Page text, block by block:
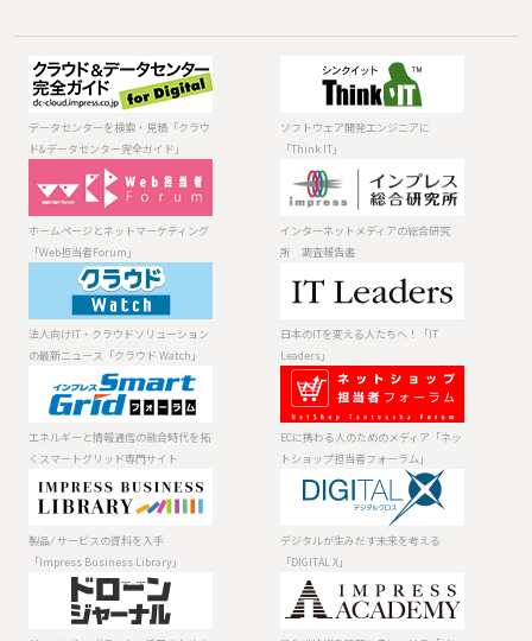
データセンター
を検索・見積
「クラウド&デー
タセンター完全
ソフトウェア開
発エンジニアに
「Think IT」
ホームページと
ネットマーケテ
ィング「Web担
当者Forum」
インターネット
メディアの総合
研究所 調査報
法人向けIT・ク
ラウドソリュー
ションの最新ニ
ュース「クラウ
日本のITを変え
「IT Leaders」
エネルギーと情
報通信の融合時
代を拓くスマー
トグリッド専門
ECに携わる人の
ためのメディア
「ネットショッ
プ担当者フォー
製品 ⁄ サービスの
資料を入手
「Impress
Business
Library」
デジタルが生み
だす未来を考え
る「DIGITAL X」
ドローンやロボ
ティクス活用の
最先端技術を理
解し身につける
データセンターを検索・見積「クラウ
ド&データセンター完全ガイド」
ソフトウェア開発エンジニアに
「Think IT」
ホームページとネットマーケティング
「Web担当者Forum」
インターネットメディアの総合研究
所 調査報告書
法人向けIT・クラウドソリューション
の最新ニュース「クラウド Watch」
日本のITを変える人たちへ！「IT
Leaders」
エネルギーと情報通信の融合時代を拓
くスマートグリッド専門サイト
ECに携わる人のためのメディア「ネッ
トショップ担当者フォーラム」
製品 ⁄ サービスの資料を入手
「Impress Business Library」
デジタルが生みだす未来を考える
「DIGITAL X」